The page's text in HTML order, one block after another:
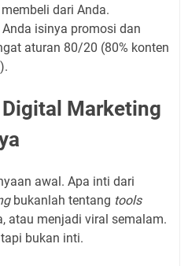
dari Anda.
Anda isinya promosi dan
aturan 80/20 (80% konten
Marketing
awal. Apa inti dari
bukanlah tentang tools
atau menjadi viral semalam.
bukan inti.